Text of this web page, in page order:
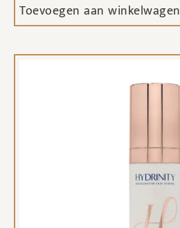
Toevoegen aan winkelwagen